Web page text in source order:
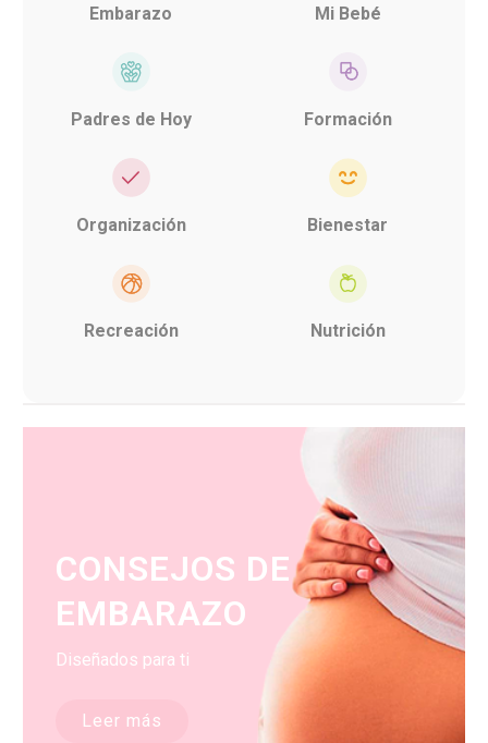
Embarazo Mi Bebé
Padres de Hoy Formación
Organización Bienestar
Recreación Nutrición
CONSEJOS DE
EMBARAZO
Diseñados para ti
Leer más